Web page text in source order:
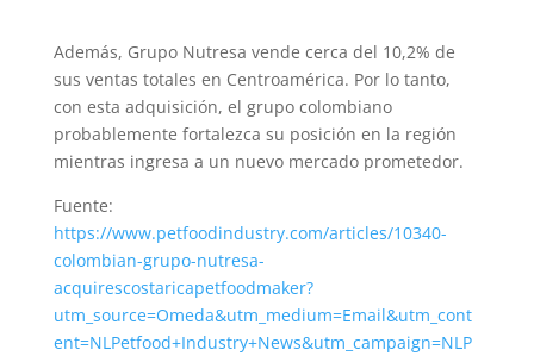
Además, Grupo Nutresa vende cerca del 10,2% de
sus ventas totales en Centroamérica. Por lo tanto,
con esta adquisición, el grupo colombiano
probablemente fortalezca su posición en la región
mientras ingresa a un nuevo mercado prometedor.
Fuente:
https://www.petfoodindustry.com/articles/10340-
colombian-grupo-nutresa-
acquirescostaricapetfoodmaker?
utm_source=Omeda&utm_medium=Email&utm_cont
ent=NLPetfood+Industry+News&utm_campaign=NLP